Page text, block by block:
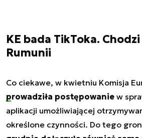
KE bada TikToka.
Rumunii
Co ciekawe, w kwietniu Komisja
prowadziła postępowanie w
aplikacji umożliwiającej
określone czynności. Do tego